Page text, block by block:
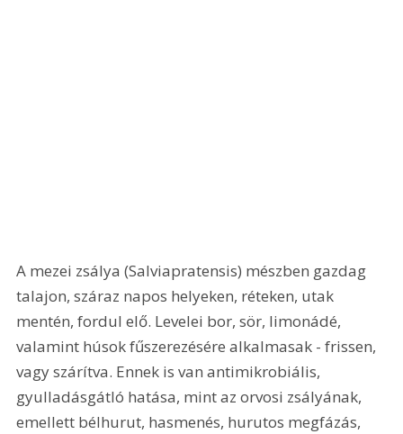
A mezei zsálya (Salviapratensis) mészben gazdag
talajon, száraz napos helyeken, réteken, utak
mentén, fordul elő. Levelei bor, sör, limonádé,
valamint húsok fűszerezésére alkalmasak - frissen,
vagy szárítva. Ennek is van antimikrobiális,
gyulladásgátló hatása, mint az orvosi zsályának,
emellett bélhurut, hasmenés, hurutos megfázás,